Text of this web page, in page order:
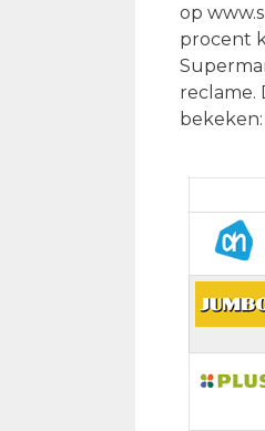
op
procent
reclame.
bekeken: